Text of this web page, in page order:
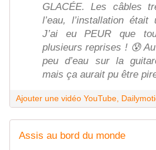
GLACÉE. Les câbles
l’eau, l’installation était
J’ai eu PEUR que
plusieurs reprises ! 😰
peu d’eau sur la
mais ça aurait pu être
Assis au bord du monde